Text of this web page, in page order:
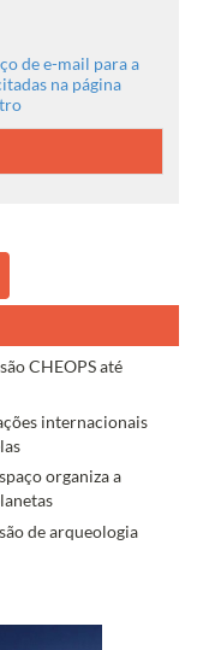
de e-mail para a
na página
CHEOPS até
internacionais
organiza a
de arqueologia